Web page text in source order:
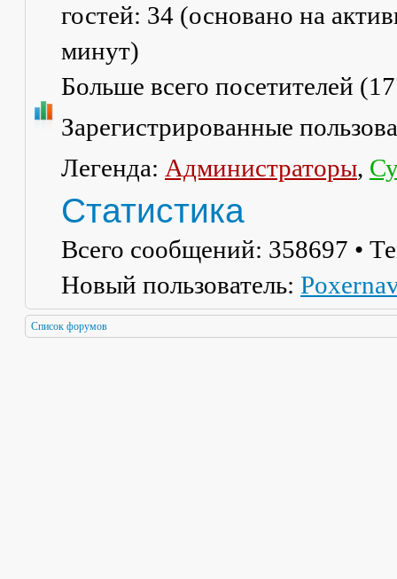
гостей: 34 (основано на
минут)
Больше всего посетителей (
Зарегистрированные
Легенда: Администраторы,
Статистика
Всего сообщений: 358697 •
Новый пользователь:
Список форумов